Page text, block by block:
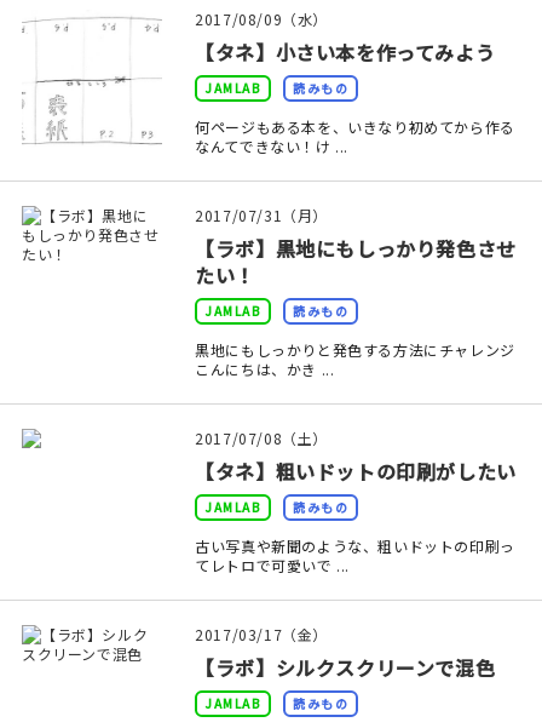
印刷見本
シルクスクリーン
無地素材
紙
本
はんこ
在庫限り
2017/08/09（水）
【タネ】小さい本を作ってみよう
JAMLAB 読みもの
何ページもある本を、いきなり初めてから作る
なんてできない！け ...
2017/07/31（月）
【ラボ】黒地にもしっかり発色させ
たい！
JAMLAB 読みもの
黒地にもしっかりと発色する方法にチャレンジ
こんにちは、かき ...
2017/07/08（土）
【タネ】粗いドットの印刷がしたい
JAMLAB 読みもの
古い写真や新聞のような、粗いドットの印刷っ
てレトロで可愛いで ...
2017/03/17（金）
【ラボ】シルクスクリーンで混色
JAMLAB 読みもの